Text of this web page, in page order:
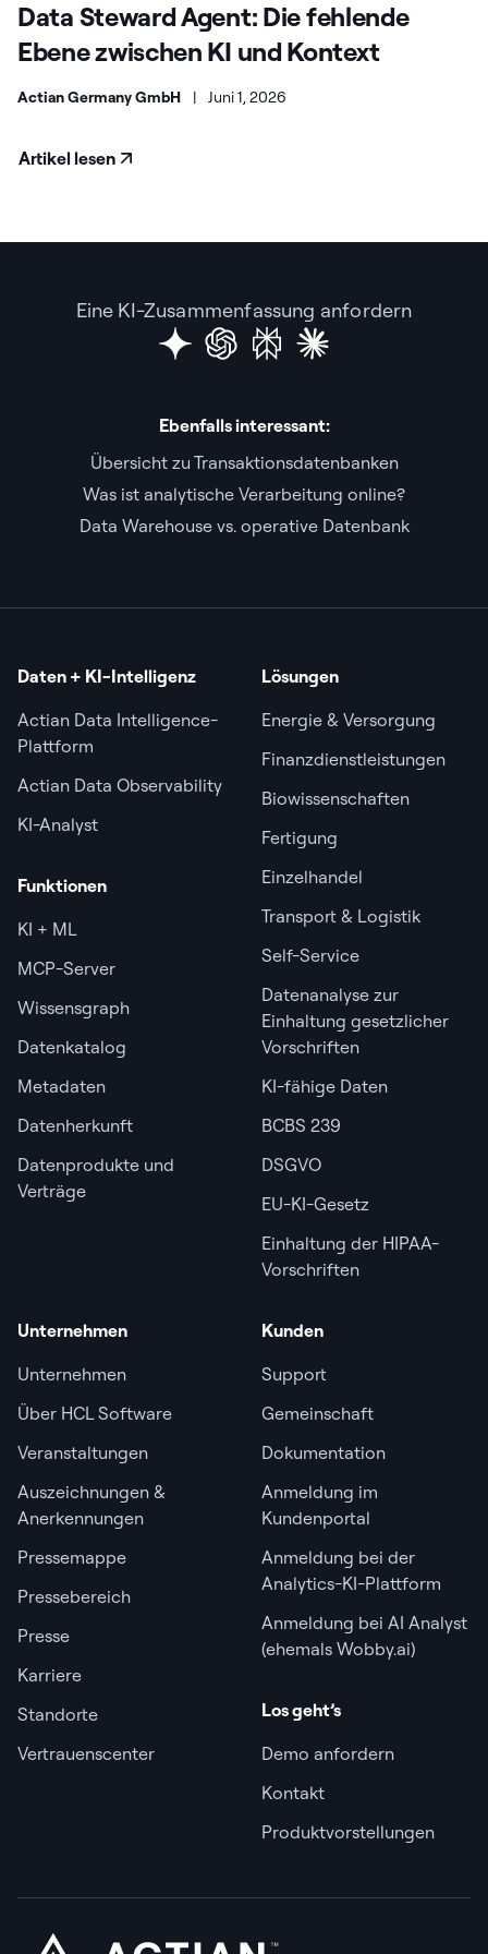
Data Steward Agent: Die fehlende
Ebene zwischen KI und Kontext
Actian Germany GmbH | Juni 1, 2026
Artikel lesen
Eine KI-Zusammenfassung anfordern
Ebenfalls interessant:
Übersicht zu Transaktionsdatenbanken
Was ist analytische Verarbeitung online?
Data Warehouse vs. operative Datenbank
Daten + KI-Intelligenz
Actian Data Intelligence-
Plattform
Actian Data Observability
KI-Analyst
Funktionen
KI + ML
MCP-Server
Wissensgraph
Datenkatalog
Metadaten
Datenherkunft
Datenprodukte und
Verträge
Lösungen
Energie & Versorgung
Finanzdienstleistungen
Biowissenschaften
Fertigung
Einzelhandel
Transport & Logistik
Self-Service
Datenanalyse zur
Einhaltung gesetzlicher
Vorschriften
KI-fähige Daten
BCBS 239
DSGVO
EU-KI-Gesetz
Einhaltung der HIPAA-
Vorschriften
Unternehmen
Unternehmen
Über HCL Software
Veranstaltungen
Auszeichnungen &
Anerkennungen
Pressemappe
Pressebereich
Presse
Karriere
Standorte
Vertrauenscenter
Kunden
Support
Gemeinschaft
Dokumentation
Anmeldung im
Kundenportal
Anmeldung bei der
Analytics-KI-Plattform
Anmeldung bei AI Analyst
(ehemals Wobby.ai)
Los geht’s
Demo anfordern
Kontakt
Produktvorstellungen